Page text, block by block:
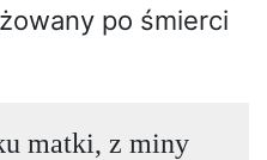
po śmierci
matki, z miny